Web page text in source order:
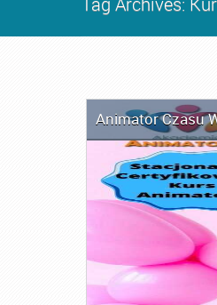
Animator Czasu